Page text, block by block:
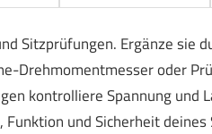
Sitzprüfungen. Ergänze sie
Drehmomentmesser oder
kontrolliere Spannung und
und Sicherheit deines